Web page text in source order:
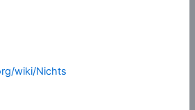
wiki/Nichts